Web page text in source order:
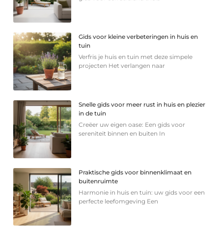
Gids voor kleine verbeteringen in huis en
tuin
Verfris je huis en tuin met deze simpele
projecten Het verlangen naar
Snelle gids voor meer rust in huis en plezier
in de tuin
Creëer uw eigen oase: Een gids voor
sereniteit binnen en buiten In
Praktische gids voor binnenklimaat en
buitenruimte
Harmonie in huis en tuin: uw gids voor een
perfecte leefomgeving Een